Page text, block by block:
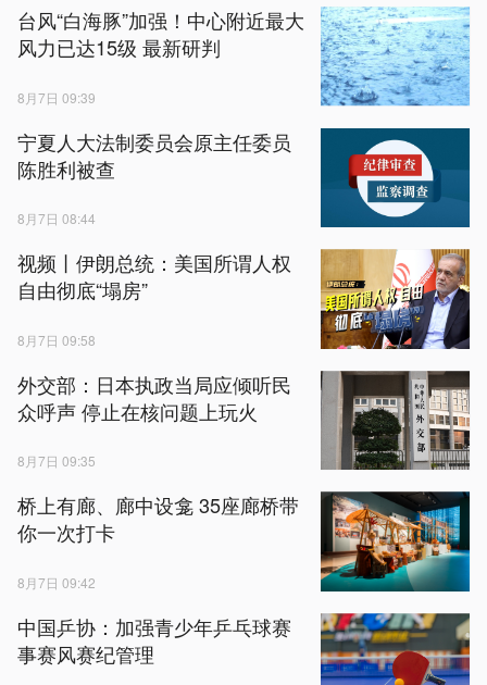
台风“白海豚”加强！中心附近最大
风力已达15级 最新研判
8月7日 09:39
宁夏人大法制委员会原主任委员
陈胜利被查
8月7日 08:44
视频丨伊朗总统：美国所谓人权
自由彻底“塌房”
8月7日 09:58
外交部：日本执政当局应倾听民
众呼声 停止在核问题上玩火
8月7日 09:35
桥上有廊、廊中设龛 35座廊桥带
你一次打卡
8月7日 09:42
中国乒协：加强青少年乒乓球赛
事赛风赛纪管理